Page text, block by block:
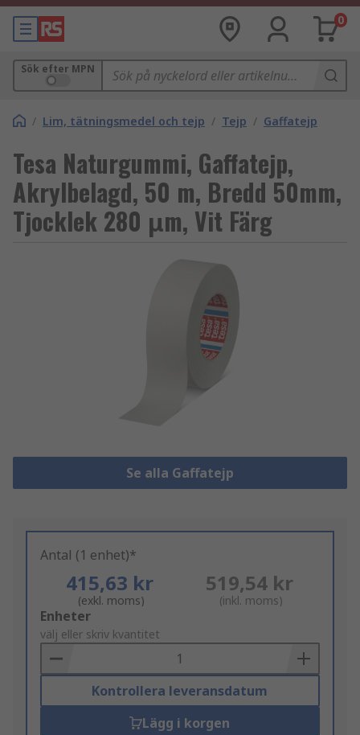
0
Sök efter MPN
/ Lim, tätningsmedel och tejp / Tejp / Gaffatejp
Tesa Naturgummi, Gaffatejp,
Akrylbelagd, 50 m, Bredd 50mm,
Tjocklek 280 μm, Vit Färg
Se alla Gaffatejp
Antal (1 enhet)*
415,63 kr
(exkl. moms)
519,54 kr
(inkl. moms)
Add
to
Basket
Enheter
välj eller skriv kvantitet
Kontrollera leveransdatum
Lägg i korgen